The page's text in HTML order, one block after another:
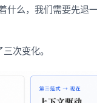
什么，我们需要先退
次变化。